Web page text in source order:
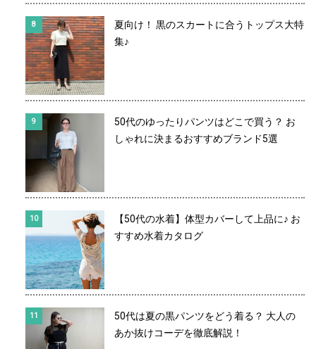
夏向け！ 黒のスカートに合うトップス大特
集♪
50代のゆったりパンツはどこで買う？ お
しゃれに決まるおすすめブランド5選
【50代の水着】体型カバーして上品に♪ お
すすめ水着カタログ
50代は夏の黒パンツをどう着る？ 大人の
あか抜けコーデを徹底解説！